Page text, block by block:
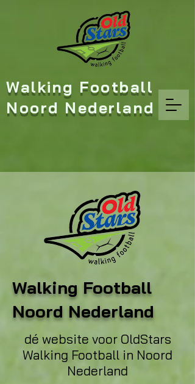
Walking Football
Noord Nederland
Walking Football
Noord Nederland
dé website voor OldStars
Walking Football in Noord
Nederland